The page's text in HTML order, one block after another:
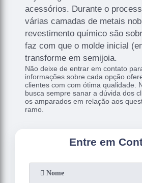
acessórios. Durante o
várias camadas de metais
revestimento químico são
faz com que o molde inicial
transforme em semijoia.
Não deixe de entrar em contato
informações sobre cada opção
clientes com com ótima qualidade.
busca sempre sanar a dúvida dos
os amparados em relação aos
ramo.
Entre em